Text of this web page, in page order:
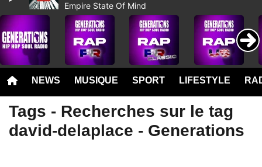
NEWS MUSIQUE SPORT LIFESTYLE
Tags - Recherches sur le tag
david-delaplace - Generations
Empire State Of Mind